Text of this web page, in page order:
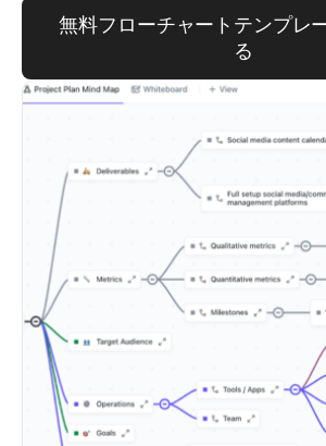
無料フローチャートテンプレ
る